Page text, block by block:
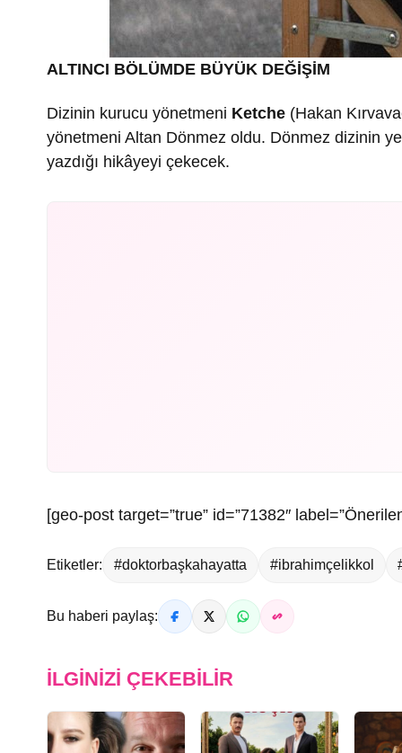
ALTINCI BÖLÜMDE BÜYÜK DEĞİŞİM
Dizinin kurucu yönetmeni Ketche (Hakan
yönetmeni Altan Dönmez oldu. Dönmez dizinin
yazdığı hikâyeyi çekecek.
[geo-post target=”true” id=”71382″
Etiketler: #doktorbaşkahayatta #ibrahimçelikkol
Bu haberi paylaş:
İLGINIZI ÇEKEBILIR